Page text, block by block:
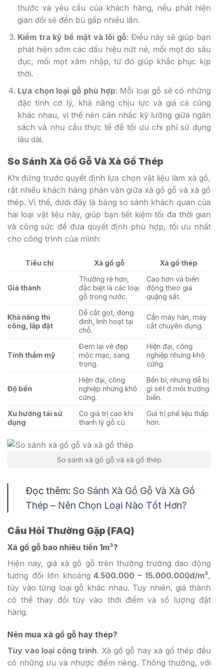
thước và yêu cầu của khách hàng, nếu phát hiện
gian dối sẽ đền bù gấp nhiều lần.
Kiểm tra kỹ bề mặt và lõi gỗ: Điều này sẽ giúp bạn
phát hiện sớm các dấu hiệu nứt nẻ, mối mọt do sâu
đục, mối mọt xâm nhập, từ đó giúp khắc phục kịp
thời.
Lựa chọn loại gỗ phù hợp: Mỗi loại gỗ sẽ có những
đặc tính cơ lý, khả năng chịu lực và giá cả cũng
khác nhau, vì thế nên cân nhắc kỹ lưỡng giữa ngân
sách và nhu cầu thực tế để tối ưu chi phí sử dụng
lâu dài.
So Sánh Xà Gồ Gỗ Và Xà Gồ Thép
Khi đứng trước quyết định lựa chọn vật liệu làm xà gồ,
rất nhiều khách hàng phân vân giữa xà gồ gỗ và xà gồ
thép. Vì thế, dưới đây là bảng so sánh khách quan của
hai loại vật liệu này, giúp bạn tiết kiệm tối đa thời gian
và công sức để đưa quyết định phù hợp, tối ưu nhất
cho công trình của mình:
Tiêu chí Xà gồ gỗ Xà gồ thép
Giá thành
Thường rẻ hơn,
đặc biệt là các loại
gỗ trong nước.
Cao hơn và biến
động theo giá
quặng sắt.
Khả năng thi
công, lắp đặt
Dễ cắt gọt, đóng
đinh, linh hoạt tại
chỗ.
Cần máy hàn, máy
cắt chuyên dụng.
Tính thẩm mỹ
Đem lại vẻ đẹp
mộc mạc, sang
trọng.
Hiện đại, công
nghiệp nhưng khô
cứng.
Độ bền
Hiện đại, công
nghiệp nhưng khô
cứng.
Bền bỉ, nhưng dễ bị
gỉ sét ở môi trường
biển.
Xu hướng tái sử
dụng
Có giá trị cao khi
thanh lý gỗ cũ.
Giá trị phế liệu thấp
hơn.
So sánh xà gồ gỗ và xà gồ thép
Đọc thêm: So Sánh Xà Gồ Gỗ Và Xà Gồ
Thép – Nên Chọn Loại Nào Tốt Hơn?
Câu Hỏi Thường Gặp (FAQ)
Xà gồ gỗ bao nhiêu tiền 1m³?
Hiện nay, giá xà gồ gỗ trên thường trường dao động
tương đối lớn khoảng 4.500.000 – 15.000.000đ/m³,
tùy vào từng loại gỗ khác nhau. Tuy nhiên, giá thành
có thể thay đổi tùy vào thời điểm và số lượng đặt
hàng.
Nên mua xà gồ gỗ hay thép?
Tùy vào loại công trình. Xà gồ gỗ hay xà gồ thép đều
có những ưu và nhược điểm riêng. Thông thường, với